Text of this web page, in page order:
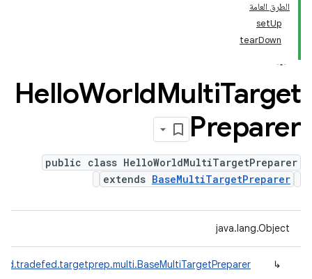
الطرق العامة
setUp
tearDown
HelloWorldMultiTarget
Preparer
public class HelloWorldMultiTargetPreparer
extends BaseMultiTargetPreparer
java.lang.Object
↳